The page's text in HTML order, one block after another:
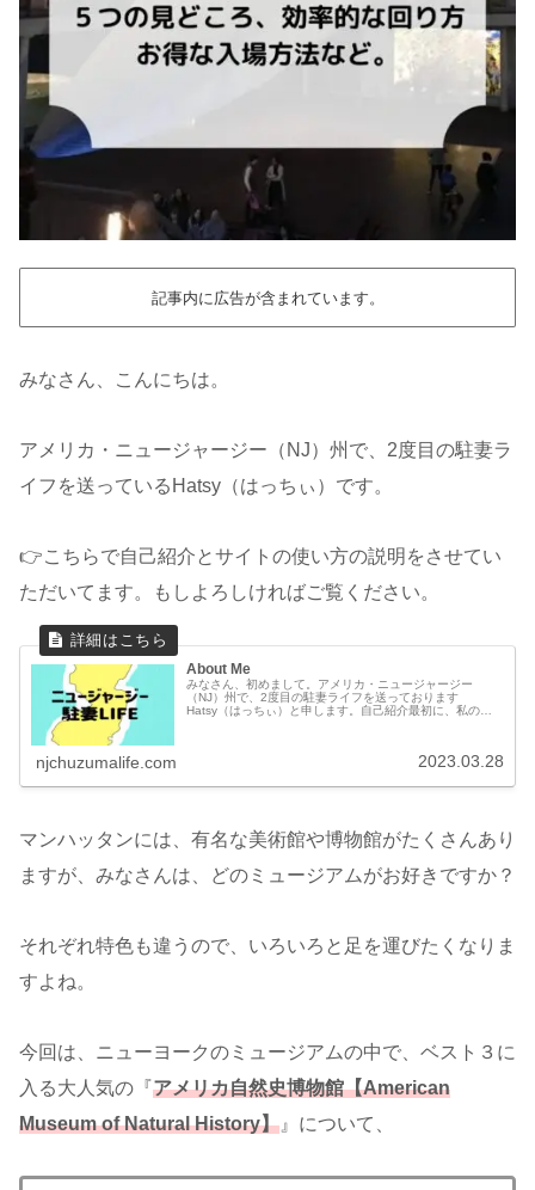
記事内に広告が含まれています。
みなさん、こんにちは。
アメリカ・ニュージャージー（NJ）州で、2度目の駐妻ラ
イフを送っているHatsy（はっちぃ）です。
👉こちらで自己紹介とサイトの使い方の説明をさせてい
ただいてます。もしよろしければご覧ください。
About Me
みなさん、初めまして。アメリカ・ニュージャージー
（NJ）州で、2度目の駐妻ライフを送っております
Hatsy（はっちぃ）と申します。自己紹介最初に、私の自
njchuzumalife.com 2023.03.28
マンハッタンには、有名な美術館や博物館がたくさんあり
ますが、みなさんは、どのミュージアムがお好きですか？
それぞれ特色も違うので、いろいろと足を運びたくなりま
すよね。
今回は、ニューヨークのミュージアムの中で、ベスト３に
入る大人気の『アメリカ自然史博物館【American
Museum of Natural History】 』について、